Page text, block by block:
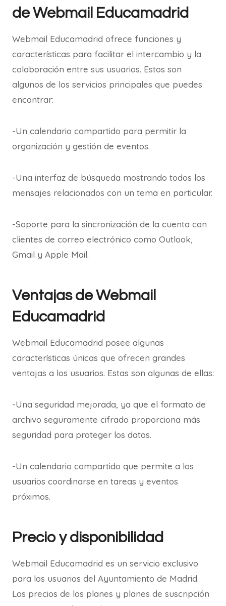
de Webmail Educamadrid
Webmail Educamadrid ofrece funciones y
características para facilitar el intercambio y la
colaboración entre sus usuarios. Estos son
algunos de los servicios principales que puedes
encontrar:
-Un calendario compartido para permitir la
organización y gestión de eventos.
-Una interfaz de búsqueda mostrando todos los
mensajes relacionados con un tema en particular.
-Soporte para la sincronización de la cuenta con
clientes de correo electrónico como Outlook,
Gmail y Apple Mail.
Ventajas de Webmail
Educamadrid
Webmail Educamadrid posee algunas
características únicas que ofrecen grandes
ventajas a los usuarios. Estas son algunas de ellas:
-Una seguridad mejorada, ya que el formato de
archivo seguramente cifrado proporciona más
seguridad para proteger los datos.
-Un calendario compartido que permite a los
usuarios coordinarse en tareas y eventos
próximos.
Precio y disponibilidad
Webmail Educamadrid es un servicio exclusivo
para los usuarios del Ayuntamiento de Madrid.
Los precios de los planes y planes de suscripción